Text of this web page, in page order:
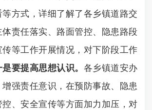
方式，详细了解了各乡镇道路交
责任落实、路面管控、隐患路段
等工作开展情况，对下阶段工作
是要提高思想认识。 各乡镇道安办
强责任意识，在预防事故、隐患
、安全宣传等方面加力加压，对